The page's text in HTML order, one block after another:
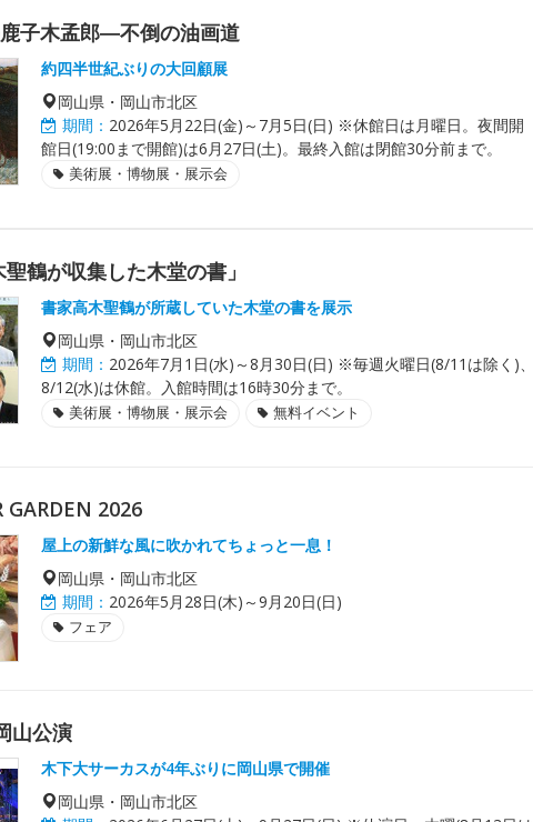
子木孟郎―不倒の油画道
約四半世紀ぶりの大回顧展
岡山県・岡山市北区
期間： 2026年5月22日(金)～7月5日(日) ※休館日は月曜日。夜間開
館日(19:00まで開館)は6月27日(土)。最終入館は閉館30分前まで。
美術展・博物展・展示会
鶴が収集した木堂の書」
書家高木聖鶴が所蔵していた木堂の書を展示
岡山県・岡山市北区
期間： 2026年7月1日(水)～8月30日(日) ※毎週火曜日(8/11は除く)、
8/12(水)は休館。入館時間は16時30分まで。
美術展・博物展・展示会 無料イベント
GARDEN 2026
屋上の新鮮な風に吹かれてちょっと一息！
岡山県・岡山市北区
期間： 2026年5月28日(木)～9月20日(日)
フェア
山公演
木下大サーカスが4年ぶりに岡山県で開催
岡山県・岡山市北区